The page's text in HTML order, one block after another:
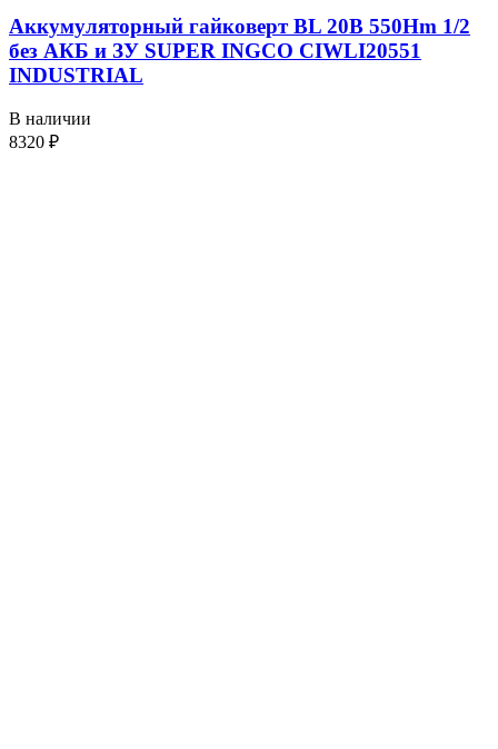
Аккумуляторный гайковерт BL 20В 550Hm 1/2
без АКБ и ЗУ SUPER INGCO CIWLI20551
INDUSTRIAL
В наличии
8320 ₽